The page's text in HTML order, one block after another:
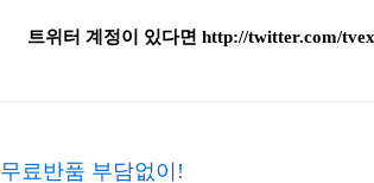
트위터 계정이 있다면 http://twitter.com/
료반품 부담없이!